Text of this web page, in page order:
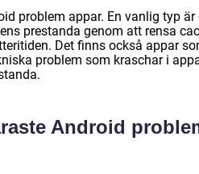
problem appar. En vanlig typ är
prestanda genom att rensa
Det finns också appar
problem som kraschar i
Android